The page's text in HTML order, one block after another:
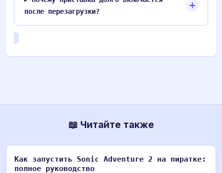
после перезагрузки?
📖 Читайте также
Как запустить Sonic Adventure 2 на пиратке:
полное руководство